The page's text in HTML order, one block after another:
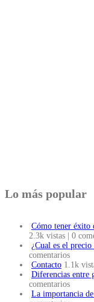
Lo más popular
Cómo tener éxito
2.3k vistas
0
¿Cual es el
comentarios
Contacto 1.1k
Diferencias entre
comentarios
La importancia